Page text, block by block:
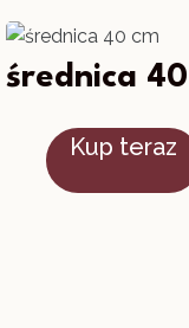
średnica
Kup teraz